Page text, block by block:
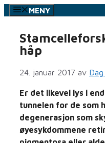
MENY
håp
24. januar 2017 av
Er det likevel lys i
tunnelen for de som
degenerasjon som
øyesykdommene